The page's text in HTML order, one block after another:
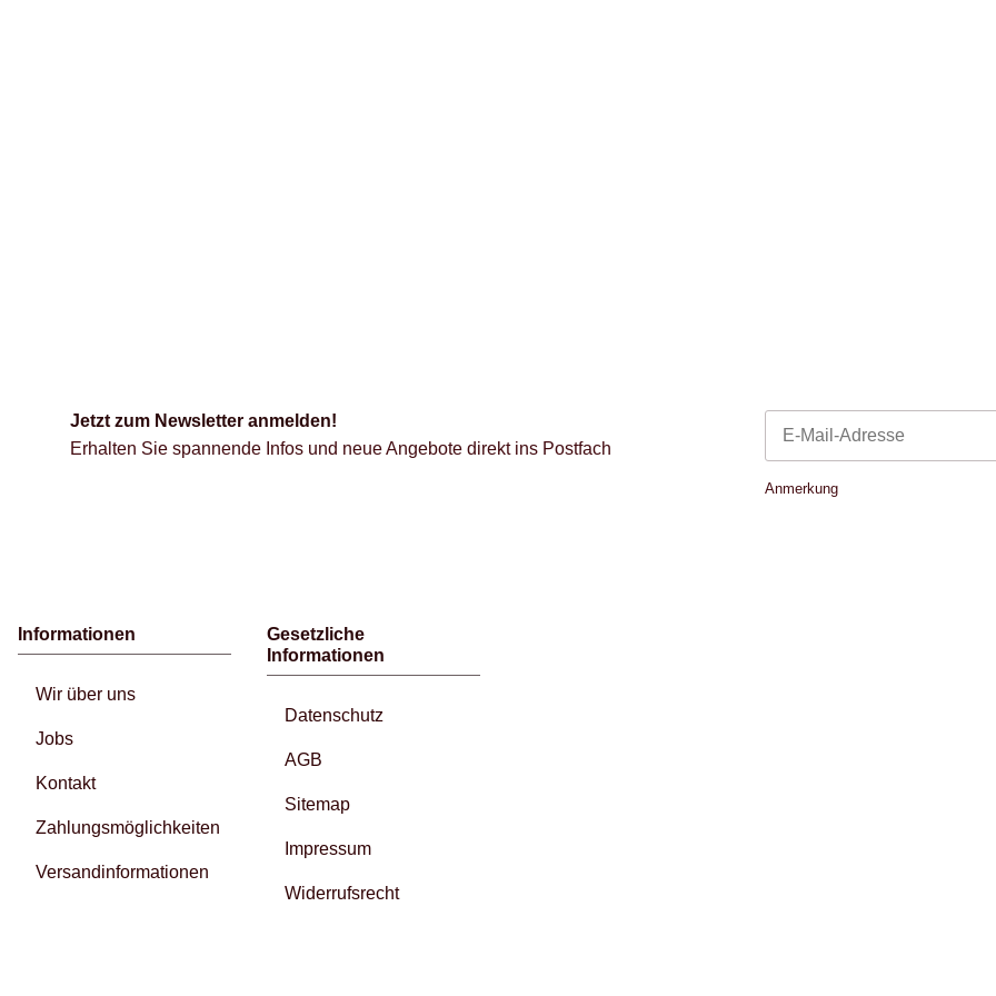
Jetzt zum Newsletter anmelden!
Erhalten Sie spannende Infos und neue Angebote direkt ins Postfach
Anmerkung
Informationen
Wir über uns
Jobs
Kontakt
Zahlungsmöglichkeiten
Versandinformationen
Gesetzliche
Informationen
Datenschutz
AGB
Sitemap
Impressum
Widerrufsrecht